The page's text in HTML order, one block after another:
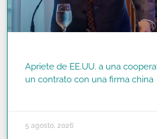
Apriete de EE.UU. a una
un contrato con una firma china
5 agosto, 2026